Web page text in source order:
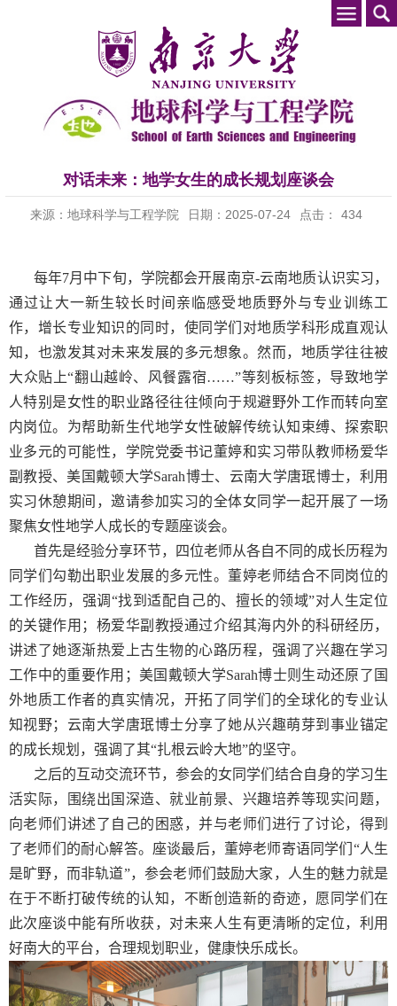
对话未来：地学女生的成长规划座谈会
来源：地球科学与工程学院 日期：2025-07-24 点击： 434
每年7月中下旬，学院都会开展南京-云南地质认识实习，
通过让大一新生较长时间亲临感受地质野外与专业训练工
作，增长专业知识的同时，使同学们对地质学科形成直观认
知，也激发其对未来发展的多元想象。然而，地质学往往被
大众贴上“翻山越岭、风餐露宿……”等刻板标签，导致地学
人特别是女性的职业路径往往倾向于规避野外工作而转向室
内岗位。为帮助新生代地学女性破解传统认知束缚、探索职
业多元的可能性，学院党委书记董婷和实习带队教师杨爱华
副教授、美国戴顿大学Sarah博士、云南大学唐珉博士，利用
实习休憩期间，邀请参加实习的全体女同学一起开展了一场
聚焦女性地学人成长的专题座谈会。
首先是经验分享环节，四位老师从各自不同的成长历程为
同学们勾勒出职业发展的多元性。董婷老师结合不同岗位的
工作经历，强调“找到适配自己的、擅长的领域”对人生定位
的关键作用；杨爱华副教授通过介绍其海内外的科研经历，
讲述了她逐渐热爱上古生物的心路历程，强调了兴趣在学习
工作中的重要作用；美国戴顿大学Sarah博士则生动还原了国
外地质工作者的真实情况，开拓了同学们的全球化的专业认
知视野；云南大学唐珉博士分享了她从兴趣萌芽到事业锚定
的成长规划，强调了其“扎根云岭大地”的坚守。
之后的互动交流环节，参会的女同学们结合自身的学习生
活实际，围绕出国深造、就业前景、兴趣培养等现实问题，
向老师们讲述了自己的困惑，并与老师们进行了讨论，得到
了老师们的耐心解答。座谈最后，董婷老师寄语同学们“人生
是旷野，而非轨道”，参会老师们鼓励大家，人生的魅力就是
在于不断打破传统的认知，不断创造新的奇迹，愿同学们在
此次座谈中能有所收获，对未来人生有更清晰的定位，利用
好南大的平台，合理规划职业，健康快乐成长。